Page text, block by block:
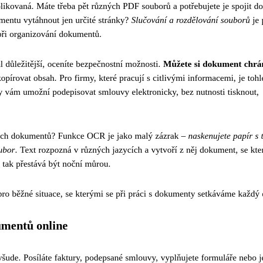
Máte třeba pět různých PDF souborů a potřebujete je spojit do
vytáhnout jen určité stránky? Slučování a rozdělování souborů je
organizování dokumentů.
oceníte bezpečnostní možnosti. Můžete si dokument
obsah. Pro firmy, které pracují s citlivými informacemi, je
umožní podepisovat smlouvy elektronicky, bez nutnosti tisknout,
dokumentů? Funkce OCR je jako malý zázrak – naskenujete papír s
. Text rozpozná v různých jazycích a vytvoří z něj dokument, se
přestává být noční můrou.
běžné situace, se kterými se při práci s dokumenty setkáváme každý
online
Posíláte faktury, podepsané smlouvy, vyplňujete formuláře nebo